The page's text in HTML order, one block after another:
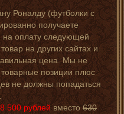
Роналду (футболки с
получаете
на оплату следующей
на других сайтах и
цена. Мы не
позиции плюс
не должны попадаться
500 рублейвместо630